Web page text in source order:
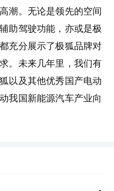
潮。无论是领先的空间
助驾驶功能，亦或是极
充分展示了极狐品牌对
。未来几年里，我们有
以及其他优秀国产电动
我国新能源汽车产业向